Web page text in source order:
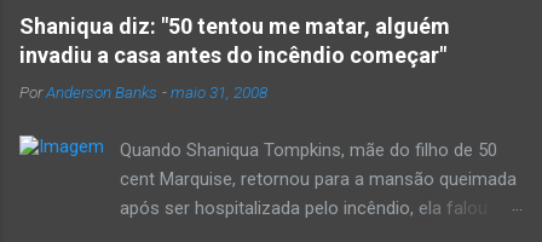
importante do rap brasileiro, que completará 17
anos agora em 2008. Falo de "Holocausto
Urbano", do grupo paulistano Racionais MC's.
Como de costume, uma pequena digressão. É
que o brasileiro não tem memória. Fala-se
muito por aí que não cultuamos nossos
antepassados nem nossa rica história
Shaniqua diz: "50 tentou me matar, alguém
invadiu a casa antes do incêndio começar"
PorAnderson Banks -maio 31, 2008
Quando Shaniqua Tompkins, mãe do filho de 50
cent Marquise, retornou para a mansão queimada
após ser hospitalizada pelo incêndio, ela falou